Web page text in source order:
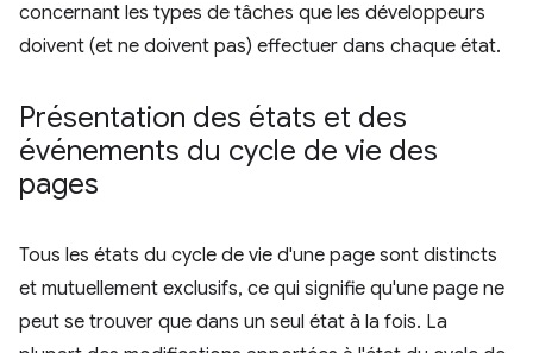
concernant les types de tâches que les développeurs
doivent (et ne doivent pas) effectuer dans chaque état.
Présentation des états et des
événements du cycle de vie des
pages
Tous les états du cycle de vie d'une page sont distincts
et mutuellement exclusifs, ce qui signifie qu'une page ne
peut se trouver que dans un seul état à la fois. La